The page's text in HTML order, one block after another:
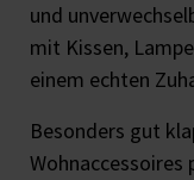
und
mit Kissen,
einem echten
Besonders gut